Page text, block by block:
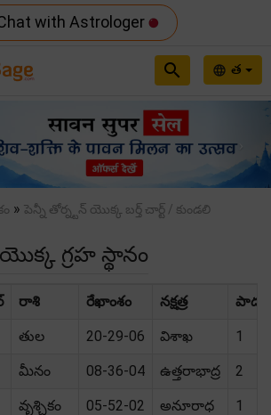
with Astrologer
language త
search
» పెన్నీ తోర్న్టన్ యొక్క బర్త్ చార్ట్ / కుండలి
గ్రహ స్థానం
రాశి రేఖాంశం నక్షత్ర పాదం
తుల 20-29-06 విశాఖ 1
మీనం 08-36-04 ఉత్తరాభాద్ర 2
వృశ్చికం 05-52-02 అనూరాధ 1